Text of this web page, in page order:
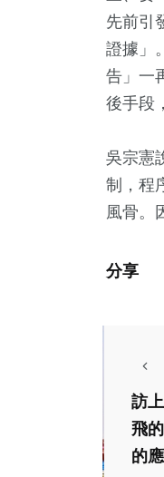
先前引
證據」
告」一
後手段
吳宗憲
制，程
風骨。
分享
訪
飛
的